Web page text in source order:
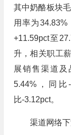
其中奶酪板块
用率为
+11.59pct至
升，相关职工
展销售渠道
5.44%，同
比-3.12pct。
渠道网络下